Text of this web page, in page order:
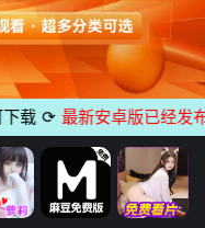
⟳ 最新安卓版已经发布无